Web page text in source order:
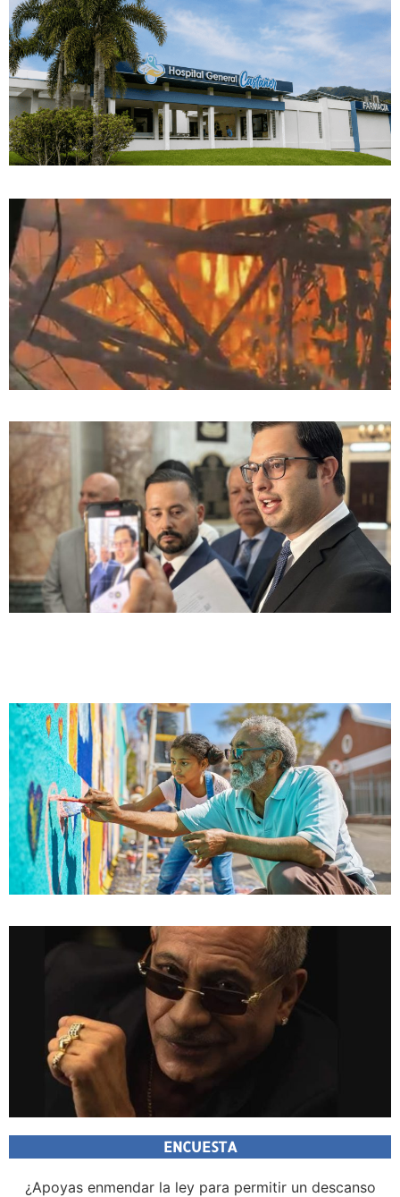
ENCUESTA
¿Apoyas enmendar la ley para permitir un descanso